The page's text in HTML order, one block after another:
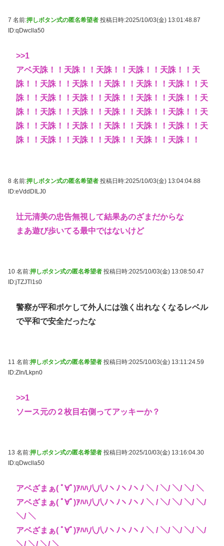
7 名前:押しボタン式の匿名希望者 投稿日時:2025/10/03(金) 13:01:48.87
ID:qDwclla50
>>1
アベ天誅！！天誅！！天誅！！天誅！！天誅！！天
誅！！天誅！！天誅！！天誅！！天誅！！天誅！！天
誅！！天誅！！天誅！！天誅！！天誅！！天誅！！天
誅！！天誅！！天誅！！天誅！！天誅！！天誅！！天
誅！！天誅！！天誅！！天誅！！天誅！！天誅！！天
誅！！天誅！！天誅！！天誅！！天誅！！天誅！！
8 名前:押しボタン式の匿名希望者 投稿日時:2025/10/03(金) 13:04:04.88
ID:eVddDILJ0
辻元清美の忠告無視して結果あのざまだからな
まあ遊び歩いてる最中ではないけど
10 名前:押しボタン式の匿名希望者 投稿日時:2025/10/03(金) 13:08:50.47
ID:jTZJTl1s0
警察が平和ボケして外人には強く出れなくなるレベル
で平和で安全だったな
11 名前:押しボタン式の匿名希望者 投稿日時:2025/10/03(金) 13:11:24.59
ID:ZIn/Lkpn0
>>1
ソース元の２枚目右側ってアッキーか？
13 名前:押しボタン式の匿名希望者 投稿日時:2025/10/03(金) 13:16:04.30
ID:qDwclla50
アベざまぁ( ﾟ∀ﾟ)ｱﾊﾊ八八ﾉヽﾉヽﾉヽﾉ ＼ / ＼/ ＼/ ＼/ ＼
アベざまぁ( ﾟ∀ﾟ)ｱﾊﾊ八八ﾉヽﾉヽﾉヽﾉ ＼ / ＼/ ＼/ ＼/ ＼/
＼/ ＼
アベざまぁ( ﾟ∀ﾟ)ｱﾊﾊ八八ﾉヽﾉヽﾉヽﾉ ＼ / ＼/ ＼/ ＼/ ＼/
＼/ ＼/ ＼/ ＼